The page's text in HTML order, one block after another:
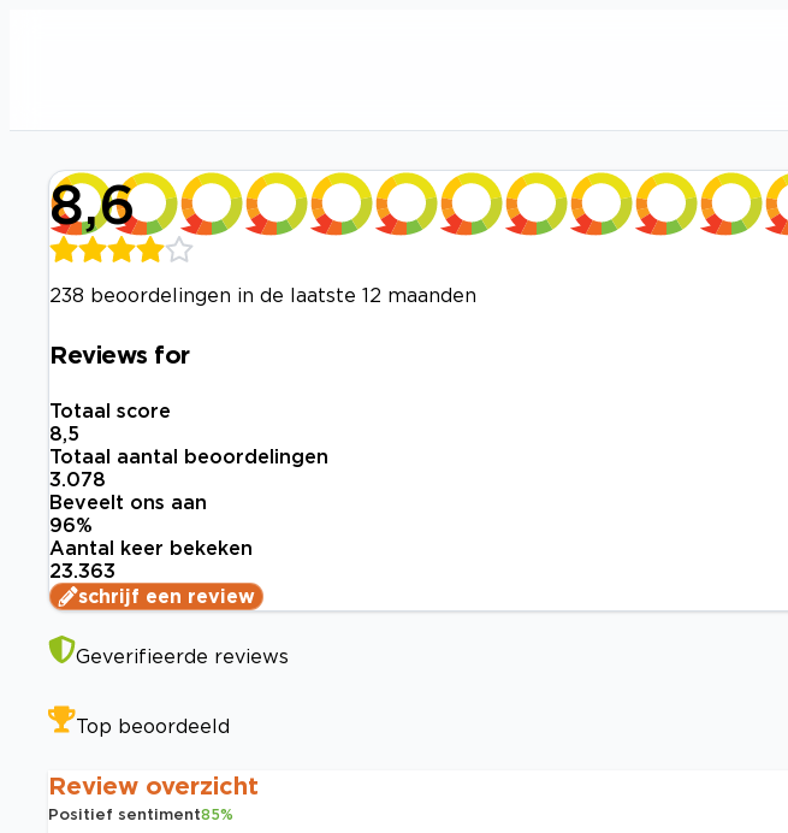
8,6
238 beoordelingen in de laatste 12 maanden
Reviews for
Totaal score
8,5
Totaal aantal beoordelingen
3.078
Beveelt ons aan
96%
Aantal keer bekeken
23.363
schrijf een review
Geverifieerde reviews
Top beoordeeld
Review overzicht
Positief sentiment85%